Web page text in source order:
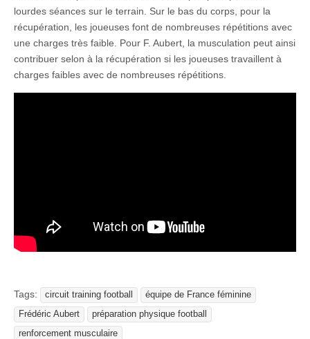
lourdes séances sur le terrain. Sur le bas du corps, pour la
récupération, les joueuses font de nombreuses répétitions avec
une charges très faible. Pour F. Aubert, la musculation peut ainsi
contribuer selon à la récupération si les joueuses travaillent à
charges faibles avec de nombreuses répétitions.
Tags: circuit training football
équipe de France féminine
Frédéric Aubert
préparation physique football
renforcement musculaire